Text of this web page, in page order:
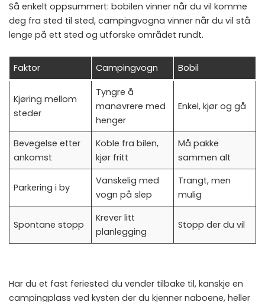
Så enkelt oppsummert: bobilen vinner når du vil komme
deg fra sted til sted, campingvogna vinner når du vil stå
lenge på ett sted og utforske området rundt.
Faktor Campingvogn Bobil
Kjøring mellom
steder
Tyngre å
manøvrere med
henger
Enkel, kjør og gå
Bevegelse etter
ankomst
Koble fra bilen,
kjør fritt
Må pakke
sammen alt
Parkering i by
Vanskelig med
vogn på slep
Trangt, men
mulig
Spontane stopp
Krever litt
planlegging
Stopp der du vil
Har du et fast feriested du vender tilbake til, kanskje en
campingplass ved kysten der du kjenner naboene, heller